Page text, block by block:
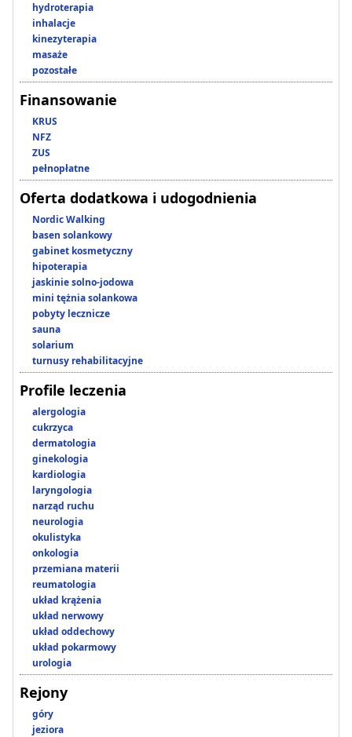
hydroterapia
inhalacje
kinezyterapia
masaże
pozostałe
Finansowanie
KRUS
NFZ
ZUS
pełnopłatne
Oferta dodatkowa i udogodnienia
Nordic Walking
basen solankowy
gabinet kosmetyczny
hipoterapia
jaskinie solno-jodowa
mini tężnia solankowa
pobyty lecznicze
sauna
solarium
turnusy rehabilitacyjne
Profile leczenia
alergologia
cukrzyca
dermatologia
ginekologia
kardiologia
laryngologia
narząd ruchu
neurologia
okulistyka
onkologia
przemiana materii
reumatologia
układ krążenia
układ nerwowy
układ oddechowy
układ pokarmowy
urologia
Rejony
góry
jeziora